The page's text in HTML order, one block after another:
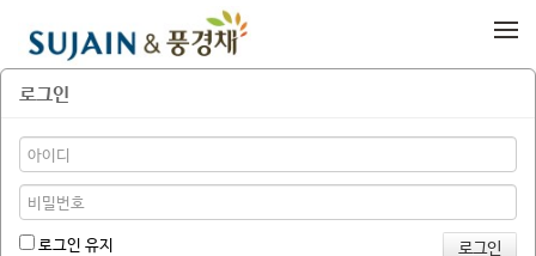
메뉴 건너뛰기
로그인
로그인 유지